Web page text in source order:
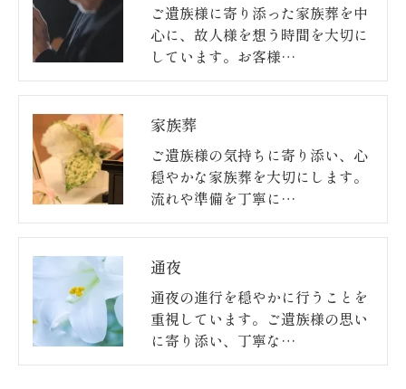
ご遺族様に寄り添った家族葬を中
心に、故人様を想う時間を大切に
しています。お客様…
家族葬
ご遺族様の気持ちに寄り添い、心
穏やかな家族葬を大切にします。
流れや準備を丁寧に…
通夜
通夜の進行を穏やかに行うことを
重視しています。ご遺族様の思い
に寄り添い、丁寧な…